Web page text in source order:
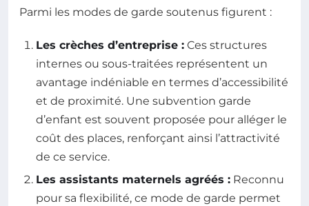
Parmi les modes de garde soutenus figurent :
Les crèches d’entreprise : Ces structures
internes ou sous-traitées représentent un
avantage indéniable en termes d’accessibilité
et de proximité. Une subvention garde
d’enfant est souvent proposée pour alléger le
coût des places, renforçant ainsi l’attractivité
de ce service.
Les assistants maternels agréés : Reconnu
pour sa flexibilité, ce mode de garde permet